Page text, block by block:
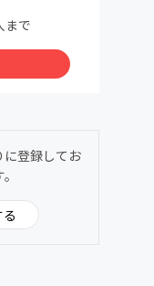
まで
に登録してお